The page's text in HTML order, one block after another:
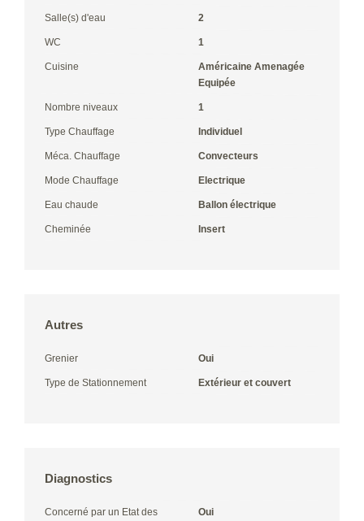
Salle(s) d'eau 2
WC 1
Cuisine
Américaine Amenagée
Equipée
Nombre niveaux 1
Type Chauffage Individuel
Méca. Chauffage Convecteurs
Mode Chauffage Electrique
Eau chaude Ballon électrique
Cheminée Insert
Autres
Grenier Oui
Type de Stationnement Extérieur et couvert
Diagnostics
Concerné par un Etat des
Oui